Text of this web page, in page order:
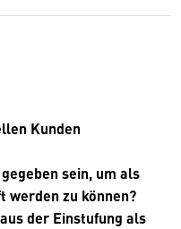
Kunden
sein, um als
werden zu können?
der Einstufung als